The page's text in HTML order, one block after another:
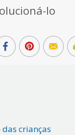
lo
crianças